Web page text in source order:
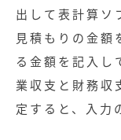
出して表計算ソ
見積もりの金額
る金額を記入し
業収支と財務収
定すると、入力